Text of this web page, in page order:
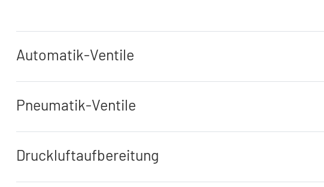
Automatik-Ventile
Pneumatik-Ventile
Druckluftaufbereitung